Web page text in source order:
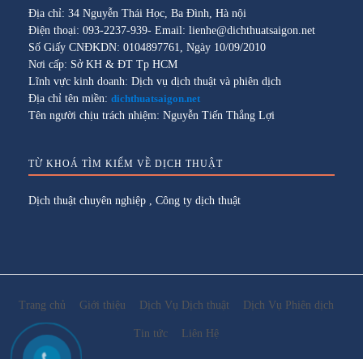
Địa chỉ: 34 Nguyễn Thái Học, Ba Đình, Hà nội
Điện thoại: 093-2237-939- Email: lienhe@dichthuatsaigon.net
Số Giấy CNĐKDN: 0104897761, Ngày 10/09/2010
Nơi cấp: Sở KH & ĐT Tp HCM
Lĩnh vực kinh doanh: Dịch vụ dịch thuật và phiên dịch
Địa chỉ tên miền: dichthuatsaigon.net
Tên người chịu trách nhiệm: Nguyễn Tiến Thắng Lợi
TỪ KHOÁ TÌM KIẾM VỀ DỊCH THUẬT
Dịch thuật chuyên nghiệp Công ty dịch thuật
Trang chủ Giới thiệu Dịch Vụ Dịch thuật Dịch Vụ Phiên dịch
Tin tức Liên Hệ